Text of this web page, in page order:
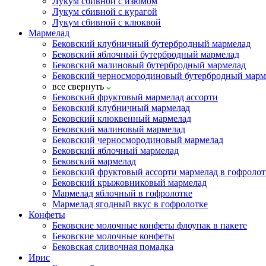
Лукум сбивной с курагой
Лукум сбивной с клюквой
Мармелад
Бековский клубничный бутербродный мармелад
Бековский яблочный бутербродный мармелад
Бековский малиновый бутербродный мармелад
Бековский черносмородиновый бутербродный
все свернуть
Бековский фруктовый мармелад ассорти
Бековский клубничный мармелад
Бековский клюквенный мармелад
Бековский малиновый мармелад
Бековский черносмородиновый мармелад
Бековский яблочный мармелад
Бековский мармелад
Бековский фруктовый ассорти мармелад в
Бековский крыжовниковый мармелад
Мармелад яблочный в гофролотке
Мармелад ягодный вкус в гофролотке
Конфеты
Бековские молочные конфеты флоупак в пакете
Бековские молочные конфеты
Бековская сливочная помадка
Ирис